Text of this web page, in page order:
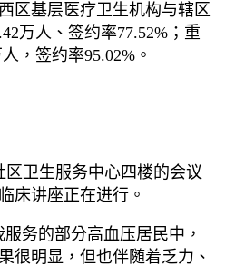
区基层医疗卫生机构与辖区
万人、签约率77.52%；重
，签约率95.02%。
区卫生服务中心四楼的会议
床讲座正在进行。
务的部分高血压居民中，
很明显，但也伴随着乏力、